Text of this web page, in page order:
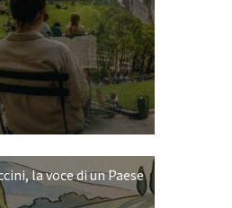
la voce di un Paese